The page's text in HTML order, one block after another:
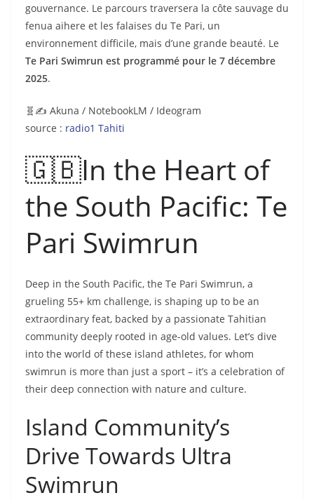
gouvernance. Le parcours traversera la côte sauvage du
fenua aihere et les falaises du Te Pari, un
environnement difficile, mais d’une grande beauté. Le
Te Pari Swimrun est programmé pour le 7 décembre
2025.
🧬✍️ Akuna / NotebookLM / Ideogram
source : radio1 Tahiti
🇬🇧In the Heart of
the South Pacific: Te
Pari Swimrun
Deep in the South Pacific, the Te Pari Swimrun, a
grueling 55+ km challenge, is shaping up to be an
extraordinary feat, backed by a passionate Tahitian
community deeply rooted in age-old values. Let’s dive
into the world of these island athletes, for whom
swimrun is more than just a sport – it’s a celebration of
their deep connection with nature and culture.
Island Community’s
Drive Towards Ultra
Swimrun